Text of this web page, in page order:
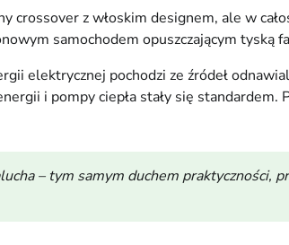
crossover z włoskim designem, ale w
samochodem opuszczającym tyską
elektrycznej pochodzi ze źródeł
i pompy ciepła stały się
– tym samym duchem praktyczności,